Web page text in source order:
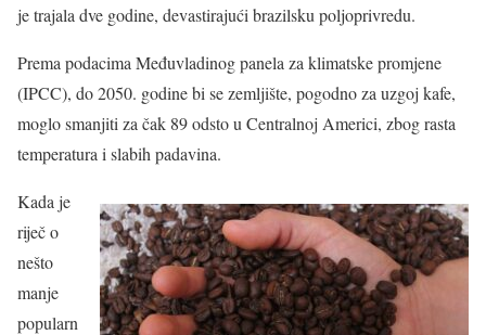
je trajala dve godine, devastirajući brazilsku poljoprivredu.
Prema podacima Međuvladinog panela za klimatske promjene
(IPCC), do 2050. godine bi se zemljište, pogodno za uzgoj kafe,
moglo smanjiti za čak 89 odsto u Centralnoj Americi, zbog rasta
temperatura i slabih padavina.
Kada je
riječ o
nešto
manje
popularn